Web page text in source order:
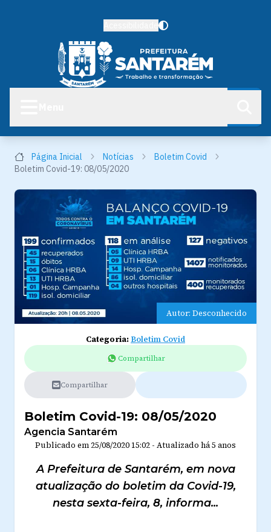
Página Inicial Notícias
Boletim Covid
Boletim Covid-19: 08/05/2020
Autor: Desconhecido
Categoria:Boletim Covid
Compartilhar
Compartilhar
Boletim Covid-19: 08/05/2020
Agencia Santarém
Publicado em 25/08/2020 15:02 - Atualizado há 5 anos
A Prefeitura de Santarém, em nova
atualização do boletim da Covid-19,
nesta sexta-feira, 8, informa...